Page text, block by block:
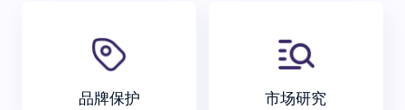
品牌保护 市场研究